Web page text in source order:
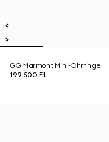
GG Marmont Mini-Ohrringe
199 500 Ft